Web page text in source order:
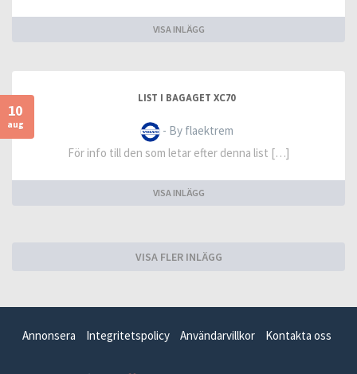
VISA INLÄGG
10
aug
LIST I BAGAGET XC70
- By flaektrem
För info till den som letar efter denna list […]
VISA INLÄGG
VISA FLER INLÄGG
Annonsera Integritetspolicy Användarvillkor Kontakta oss